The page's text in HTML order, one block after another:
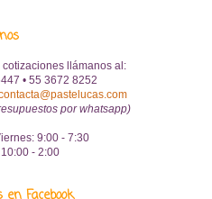
cotizaciones llámanos al:
• 55 3672 8252
por whatsapp)
9:00 - 7:30
- 2:00